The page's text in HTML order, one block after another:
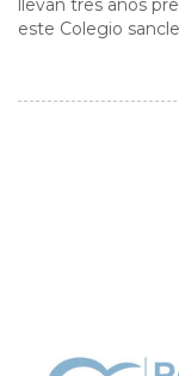
llevan tres años
este Colegio